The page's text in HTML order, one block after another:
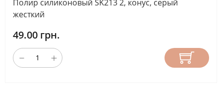
Полир силиконовый SK213 2, конус, серый
жесткий
49.00 грн.